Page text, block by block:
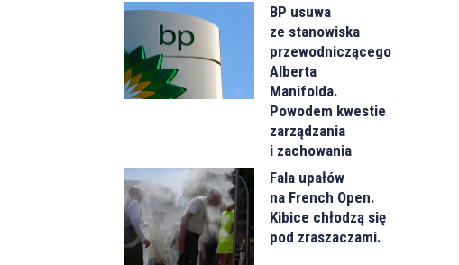
BP usuwa
ze stanowiska
przewodniczącego
Alberta
Manifolda.
Powodem kwestie
zarządzania
i zachowania
Fala upałów
na French Open.
Kibice chłodzą się
pod zraszaczami.